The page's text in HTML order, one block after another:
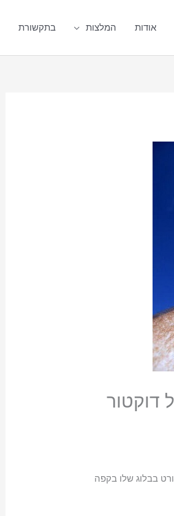
אודות המלצות בתקשורת
דוקטור
בבלוג שלו בקפה